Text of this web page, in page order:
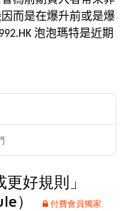
而是在爆升前或是爆
泡泡瑪特是近期
好規則」
）
付費會員獨家